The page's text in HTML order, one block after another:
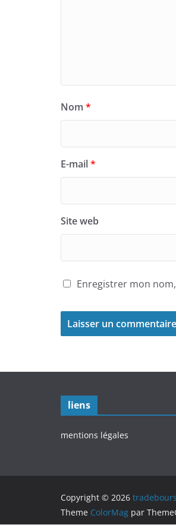
Nom *
E-mail*
Site web
Enregistrer mon
liens
mentions légales
Copyright © 2026
Theme ColorMag par